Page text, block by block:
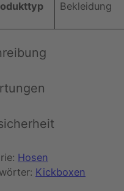
7
,
5
0
€
€
.
Bekleidung
Hosen
Kickboxen